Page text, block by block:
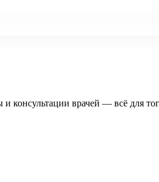
и консультации врачей — всё для